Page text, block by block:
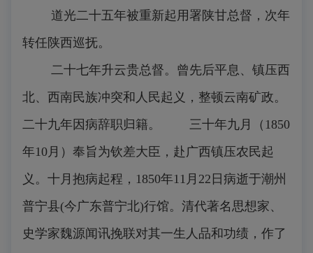
道光二十五年被重新起用署陕甘总督，次年
转任陕西巡抚。
二十七年升云贵总督。曾先后平息、镇压西
北、西南民族冲突和人民起义，整顿云南矿政。
二十九年因病辞职归籍。 三十年九月（1850
年10月）奉旨为钦差大臣，赴广西镇压农民起
义。十月抱病起程，1850年11月22日病逝于潮州
普宁县(今广东普宁北)行馆。清代著名思想家、
史学家魏源闻讯挽联对其一生人品和功绩，作了